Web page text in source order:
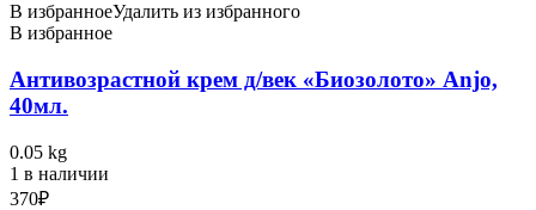
В избранноеУдалить из избранного
В избранное
Антивозрастной крем д/век «Биозолото» Anjo,
40мл.
0.05 kg
1 в наличии
370₽